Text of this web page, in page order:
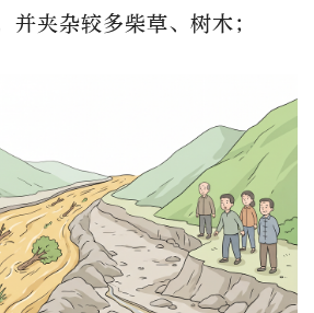
并夹杂较多柴草、树木；